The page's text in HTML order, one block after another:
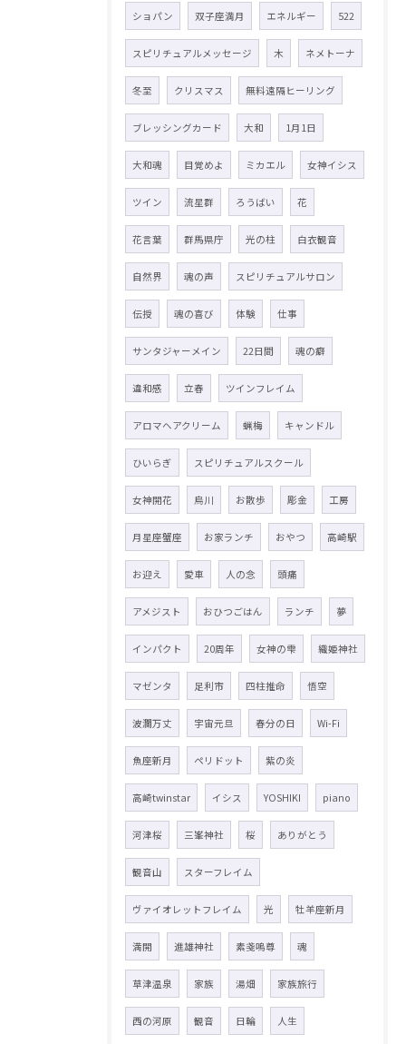
ショパン 双子座満月 エネルギー 522
スピリチュアルメッセージ 木 ネメトーナ
冬至 クリスマス 無料遠隔ヒーリング
ブレッシングカード 大和 1月1日
大和魂 目覚めよ ミカエル 女神イシス
ツイン 流星群 ろうばい 花
花言葉 群馬県庁 光の柱 白衣観音
自然界 魂の声 スピリチュアルサロン
伝授 魂の喜び 体験 仕事
サンタジャーメイン 22日間 魂の癖
違和感 立春 ツインフレイム
アロマヘアクリーム 蝋梅 キャンドル
ひいらぎ スピリチュアルスクール
女神開花 烏川 お散歩 彫金 工房
月星座蟹座 お家ランチ おやつ 高崎駅
お迎え 愛車 人の念 頭痛
アメジスト おひつごはん ランチ 夢
インパクト 20周年 女神の雫 織姫神社
マゼンタ 足利市 四柱推命 悟空
波瀾万丈 宇宙元旦 春分の日 Wi-Fi
魚座新月 ペリドット 紫の炎
高崎twinstar イシス YOSHIKI piano
河津桜 三峯神社 桜 ありがとう
観音山 スターフレイム
ヴァイオレットフレイム 光 牡羊座新月
満開 進雄神社 素戔嗚尊 魂
草津温泉 家族 湯畑 家族旅行
西の河原 観音 日輪 人生